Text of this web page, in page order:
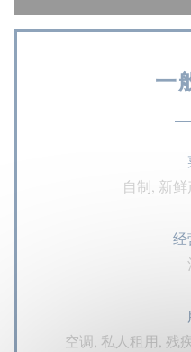
一
自制, 新
经
空调, 私人租用, 残